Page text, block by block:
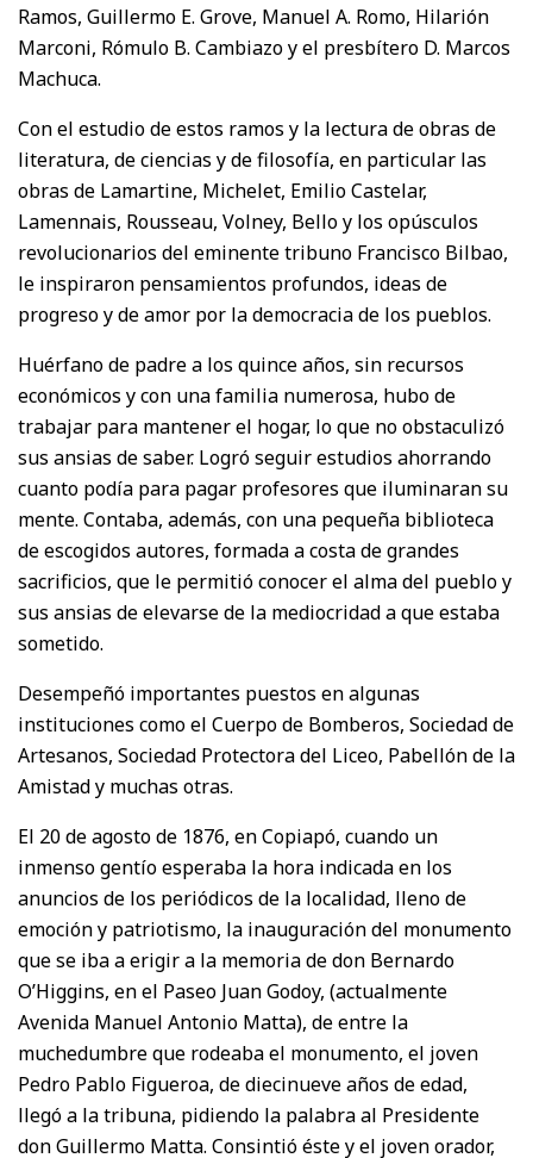
Ramos, Guillermo E. Grove, Manuel A. Romo, Hilarión
Marconi, Rómulo B. Cambiazo y el presbítero D. Marcos
Machuca.
Con el estudio de estos ramos y la lectura de obras de
literatura, de ciencias y de filosofía, en particular las
obras de Lamartine, Michelet, Emilio Castelar,
Lamennais, Rousseau, Volney, Bello y los opúsculos
revolucionarios del eminente tribuno Francisco Bilbao,
le inspiraron pensamientos profundos, ideas de
progreso y de amor por la democracia de los pueblos.
Huérfano de padre a los quince años, sin recursos
económicos y con una familia numerosa, hubo de
trabajar para mantener el hogar, lo que no obstaculizó
sus ansias de saber. Logró seguir estudios ahorrando
cuanto podía para pagar profesores que iluminaran su
mente. Contaba, además, con una pequeña biblioteca
de escogidos autores, formada a costa de grandes
sacrificios, que le permitió conocer el alma del pueblo y
sus ansias de elevarse de la mediocridad a que estaba
sometido.
Desempeñó importantes puestos en algunas
instituciones como el Cuerpo de Bomberos, Sociedad de
Artesanos, Sociedad Protectora del Liceo, Pabellón de la
Amistad y muchas otras.
El 20 de agosto de 1876, en Copiapó, cuando un
inmenso gentío esperaba la hora indicada en los
anuncios de los periódicos de la localidad, lleno de
emoción y patriotismo, la inauguración del monumento
que se iba a erigir a la memoria de don Bernardo
O’Higgins, en el Paseo Juan Godoy, (actualmente
Avenida Manuel Antonio Matta), de entre la
muchedumbre que rodeaba el monumento, el joven
Pedro Pablo Figueroa, de diecinueve años de edad,
llegó a la tribuna, pidiendo la palabra al Presidente
don Guillermo Matta. Consintió éste y el joven orador,